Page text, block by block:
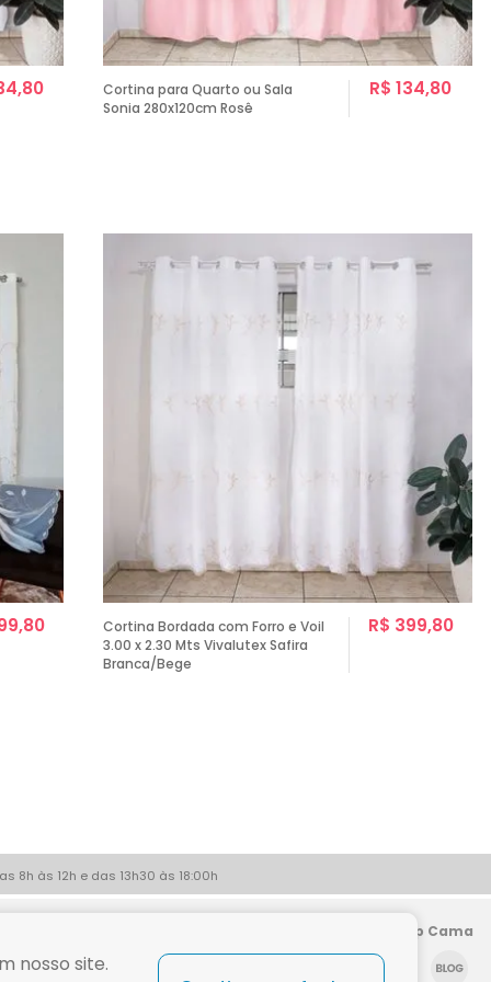
Cortina para Quarto ou Sala
Sonia 280x120cm Rosê
R$ 134,80
Cortina Bordada com Forro e Voil
3.00 x 2.30 Mts Vivalutex Safira
Branca/Bege
R$ 399,80
8h às 12h e das 13h30 às 18:00h
Siga a Shop Cama
nosso site.